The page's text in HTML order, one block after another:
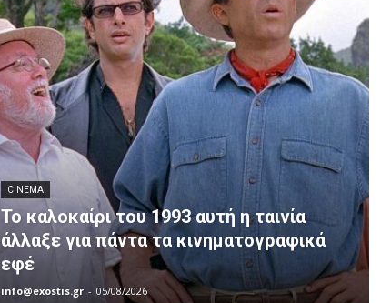
CINEMA
Το καλοκαίρι του 1993 αυτή η ταινία
άλλαξε για πάντα τα κινηματογραφικά
εφέ
info@exostis.gr - 05/08/2026